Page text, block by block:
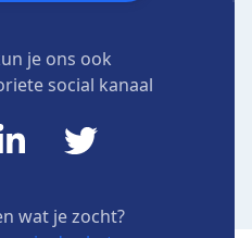
je ons ook
social kanaal
wat je zocht?